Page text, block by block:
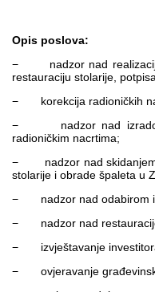
Opis poslova:
− nadzor nad
restauraciju stolarije,
− korekcija radioničkih
− nadzor nad izradom
radioničkim nacrtima;
− nadzor nad skidanjem
stolarije i obrade špaleta u
− nadzor nad odabirom i
− nadzor nad
− izvještavanje
− ovjeravanje